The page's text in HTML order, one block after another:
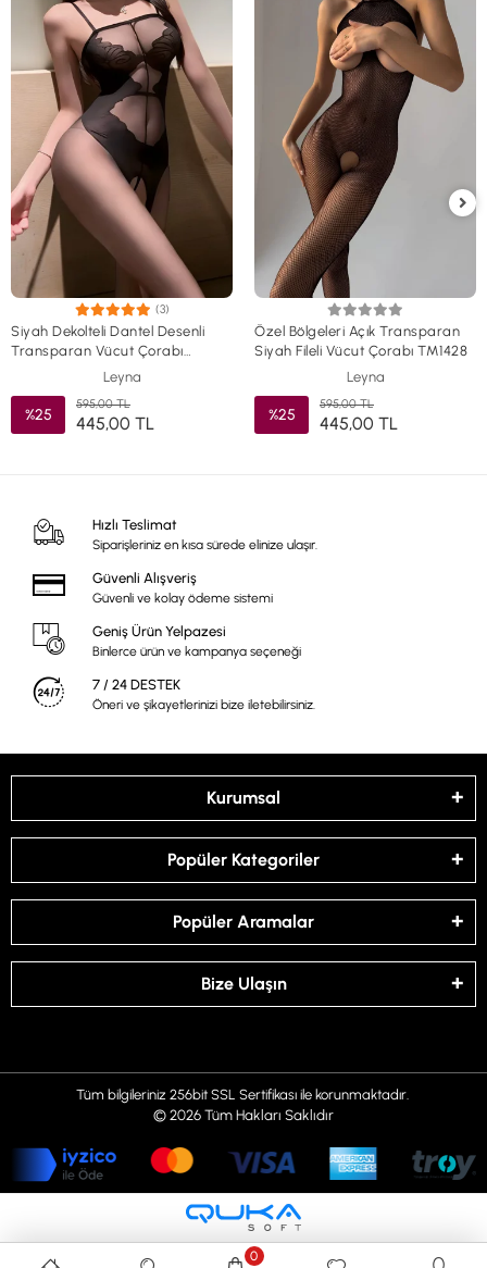
(3)
Siyah Dekolteli Dantel Desenli
Transparan Vücut Çorabı
Leyna
%25
595,00 TL
445,00 TL
Özel Bölgeleri Açık Transparan
Siyah Fileli Vücut Çorabı TM1428
Leyna
%25
595,00 TL
445,00 TL
Hızlı Teslimat
Siparişleriniz en kısa sürede elinize ulaşır.
Güvenli Alışveriş
Güvenli ve kolay ödeme sistemi
Geniş Ürün Yelpazesi
Binlerce ürün ve kampanya seçeneği
7 / 24 DESTEK
Öneri ve şikayetlerinizi bize iletebilirsiniz.
Kurumsal
Popüler Kategoriler
Popüler Aramalar
Bize Ulaşın
Tüm bilgileriniz 256bit SSL Sertifikası ile korunmaktadır.
© 2026Tüm Hakları Saklıdır
0